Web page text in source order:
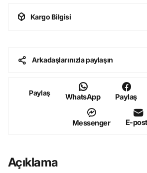
Kargo Bilgisi
Arkadaşlarınızla paylaşın
Paylaş WhatsApp Paylaş
Messenger E-
Açıklama